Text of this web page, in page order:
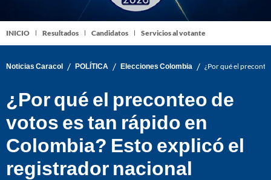
INICIO Resultados Candidatos Servicios al votante
Noticias Caracol / POLÍTICA / Elecciones Colombia / ¿Por qué el
¿Por qué el preconteo de
votos es tan rápido en
Colombia? Esto explicó el
registrador nacional